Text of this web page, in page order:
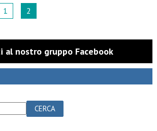
1 2
al nostro gruppo Facebook
CERCA